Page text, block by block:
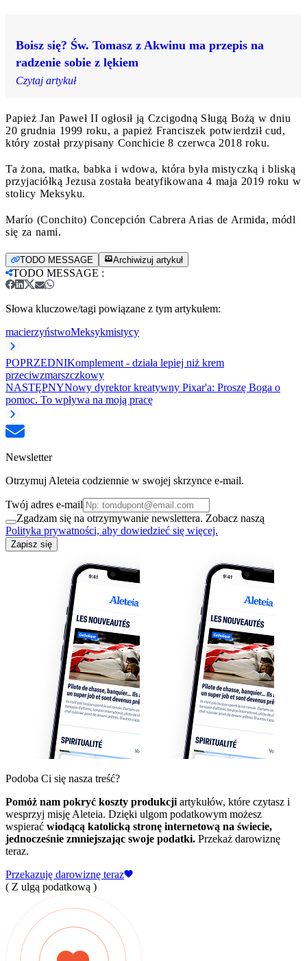
Boisz się? Św. Tomasz z Akwinu ma przepis na
radzenie sobie z lękiem
Czytaj artykuł
Papież Jan Paweł II ogłosił ją Czcigodną Sługą Bożą w dniu
20 grudnia 1999 roku, a papież Franciszek potwierdził cud,
który został przypisany Conchicie 8 czerwca 2018 roku.
Ta żona, matka, babka i wdowa, która była mistyczką i bliską
przyjaciółką Jezusa została beatyfikowana 4 maja 2019 roku w
stolicy Meksyku.
Marío (Conchito) Concepción Cabrera Arias de Armida, módl
się za nami.
TODO MESSAGE Archiwizuj artykuł
TODO MESSAGE :
Słowa kluczowe/tagi powiązane z tym artykułem:
macierzyństwoMeksykmistycy
POPRZEDNIKomplement - działa lepiej niż krem
przeciwzmarszczkowy
NASTĘPNYNowy dyrektor kreatywny Pixar'a: Proszę Boga o
pomoc. To wpływa na moją pracę
Newsletter
Otrzymuj Aleteia codziennie w swojej skrzynce e-mail.
Twój adres e-mail
Zgadzam się na otrzymywanie newslettera. Zobacz naszą
Polityka prywatności, aby dowiedzieć się więcej.
Zapisz się
Podoba Ci się nasza treść?
Pomóż nam pokryć koszty produkcji artykułów, które czytasz i
wesprzyj misję Aleteia. Dzięki ulgom podatkowym możesz
wspierać wiodącą katolicką stronę internetową na świecie,
jednocześnie zmniejszając swoje podatki. Przekaż darowiznę
teraz.
Przekazuję darowiznę teraz
( Z ulgą podatkową )